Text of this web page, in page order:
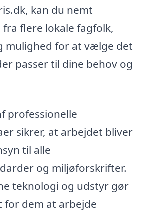
kan du nemt
flere lokale fagfolk,
mulighed for at vælge det
passer til dine behov og
professionelle
sikrer, at arbejdet bliver
til alle
og miljøforskrifter.
teknologi og udstyr gør
for dem at arbejde